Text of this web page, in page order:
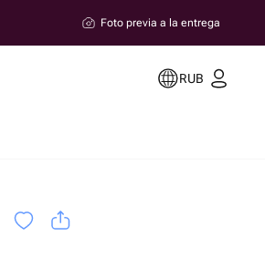
Foto previa a la entrega
RUB